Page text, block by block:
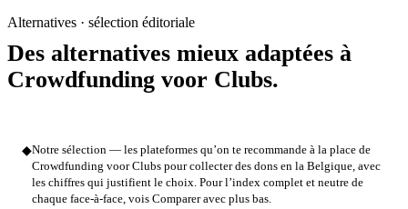
Alternatives · sélection éditoriale
Des alternatives mieux adaptées à
Crowdfunding voor Clubs.
◆Notre sélection — les plateformes qu’on te recommande à la place de
Crowdfunding voor Clubs pour collecter des dons en la Belgique, avec
les chiffres qui justifient le choix. Pour l’index complet et neutre de
chaque face-à-face, vois Comparer avec plus bas.